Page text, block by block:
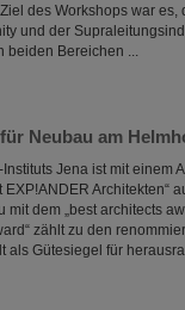
des Workshops war es,
und der
beiden Bereichen ...
Neubau am
Jena ist mit einem
Architekten“
dem „best architects
zählt zu den
als Gütesiegel für